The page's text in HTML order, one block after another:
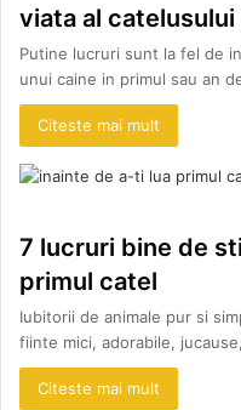
viata al catelusului
Putine lucruri sunt la fel de
unui caine in primul sau an
Citeste mai mult
7 lucruri bine de
primul catel
Iubitorii de animale pur si
fiinte mici, adorabile,
Citeste mai mult